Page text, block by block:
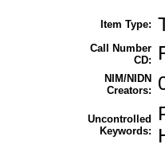
Item Type:
Call Number
CD:
NIM/NIDN
Creators:
Uncontrolled
Keywords: